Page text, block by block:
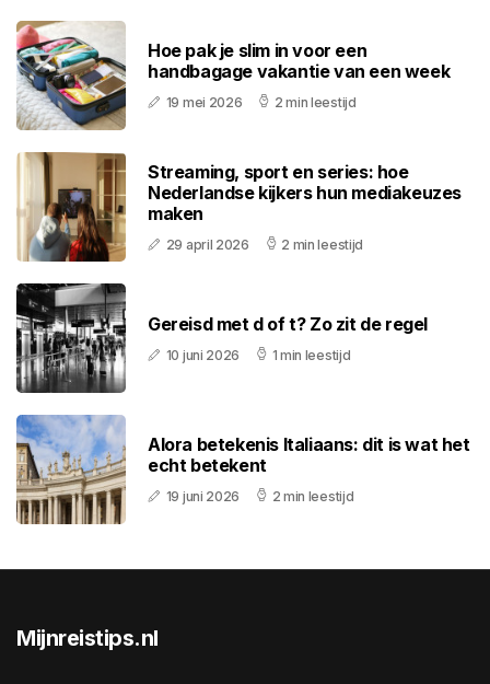
Hoe pak je slim in voor een
handbagage vakantie van een week
19 mei 2026 2 min leestijd
Streaming, sport en series: hoe
Nederlandse kijkers hun mediakeuzes
maken
29 april 2026 2 min leestijd
Gereisd met d of t? Zo zit de regel
10 juni 2026 1 min leestijd
Alora betekenis Italiaans: dit is wat het
echt betekent
19 juni 2026 2 min leestijd
Mijnreistips.nl